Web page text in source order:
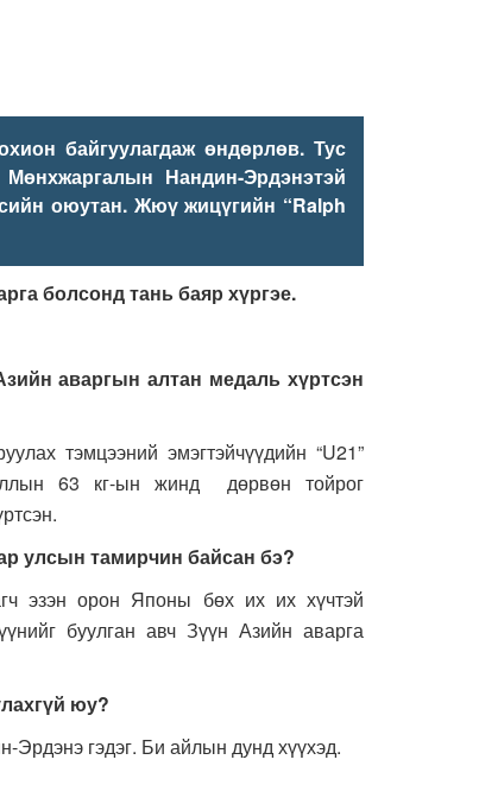
байгуулагдаж өндөрлөв. Тус
Мөнхжаргалын Нандин-Эрдэнэтэй
оюутан. Жюү жицүгийн “Ralph
болсонд таньбаяр хүргэе.
аваргын алтан медаль хүртсэн
тэмцээний эмэгтэйчүүдийн “U21”
63 кг-ын жинд дөрвөн тойрог
улсын тамирчин байсан бэ?
эзэн орон Японы бөх их их хүчтэй
буулган авч Зүүн Азийн аварга
юу?
гэдэг. Би айлын дунд хүүхэд.